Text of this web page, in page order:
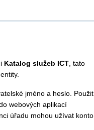
Katalog služeb ICT , tato
jméno a heslo. Použit
webových aplikací
úřadu mohou užívat konto